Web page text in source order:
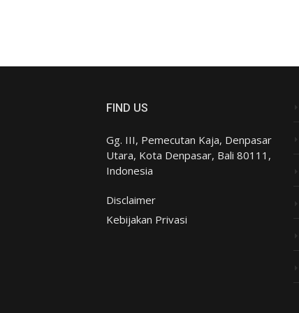
FIND US
Gg. III, Pemecutan Kaja, Denpasar
Utara, Kota Denpasar, Bali 80111,
Indonesia
Disclaimer
Kebijakan Privasi